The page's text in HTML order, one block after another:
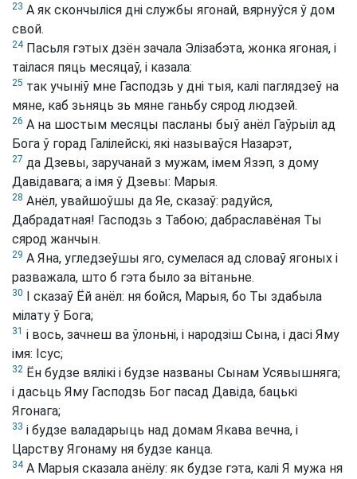
23 А як скончыліся дні службы ягонай, вярнуўся ў дом
свой.
24Пасьля гэтых дзён зачала Элізабэта, жонка ягоная, і
таілася пяць месяцаў, і казала:
25 так учыніў мне Гасподзь у дні тыя, калі паглядзеў на
мяне, каб зьняць зь мяне ганьбу сярод людзей.
26 А на шостым месяцы пасланы быў анёл Гаўрыіл ад
Бога ў горад Галілейскі, які называўся Назарэт,
27 да Дзевы, заручанай з мужам, імем Язэп, з дому
Давідавага; а імя ў Дзевы: Марыя.
28 Анёл, увайшоўшы да Яе, сказаў: радуйся,
Дабрадатная! Гасподзь з Табою; дабраславёная Ты
сярод жанчын.
29 А Яна, угледзеўшы яго, сумелася ад словаў ягоных і
разважала, што б гэта было за вітаньне.
30
І сказаў Ёй анёл: ня бойся, Марыя, бо Ты здабыла
мілату ў Бога;
31 і вось, зачнеш ва ўлоньні, і народзіш Сына, і дасі Яму
імя: Ісус;
32 Ён будзе вялікі і будзе названы Сынам Усявышняга;
і дасьць Яму Гасподзь Бог пасад Давіда, бацькі
Ягонага;
33 і будзе валадарыць над домам Якава вечна, і
Царству Ягонаму ня будзе канца.
34А Марыя сказала анёлу: як будзе гэта, калі Я мужа ня